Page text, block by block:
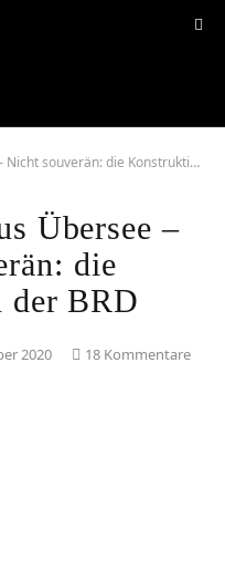
die Konstruktion der BRD
Übersee –
die
der BRD
2020 18 Kommentare